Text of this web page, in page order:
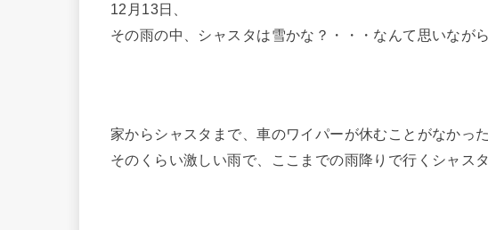
12月13日、
その雨の中、シャスタは雪かな？・・・なんて思いなが
家からシャスタまで、車のワイパーが休むことがなかった
そのくらい激しい雨で、ここまでの雨降りで行くシャスタ